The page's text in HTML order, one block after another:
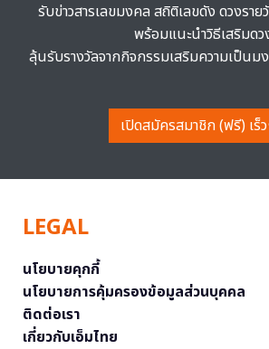
รับข่าวสารเลขมงคล สถิติเลขดัง ดวงราย
พร้อมแนะนำวิธีเสริมดว
ลุ้นรับรางวัลจากกิจกรรมเสริมความเป็นม
เปิดสมัครสมาชิก (ฟรี) เร็
LEGAL
นโยบายคุกกี้
นโยบายการคุ้มครองข้อมูลส่วนบุคคล
ติดต่อเรา
เกี่ยวกับเอ็มไทย